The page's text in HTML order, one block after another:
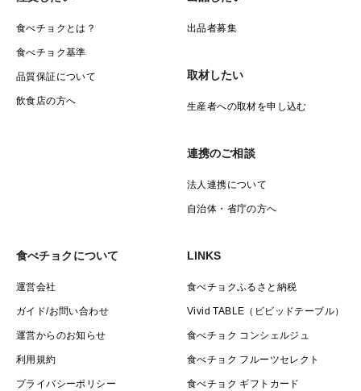
食べチョクとは？
食べチョク基準
品質保証について
飲食店の方へ
出品者募集
取材したい
生産者への取材を申し込む
連携のご相談
法人連携について
自治体・省庁の方へ
食べチョクについて
運営会社
ガイド/お問い合わせ
運営からのお知らせ
利用規約
プライバシーポリシー
LINKS
食べチョクふるさと納税
Vivid TABLE（ビビッドテーブル）
食べチョク コンシェルジュ
食べチョク フルーツセレクト
食べチョク ギフトカード